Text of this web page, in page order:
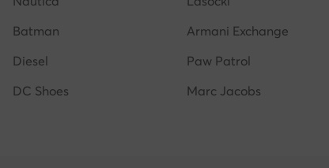
Batman
Armani Exchange
Diesel
Paw Patrol
DC Shoes
Marc Jacobs